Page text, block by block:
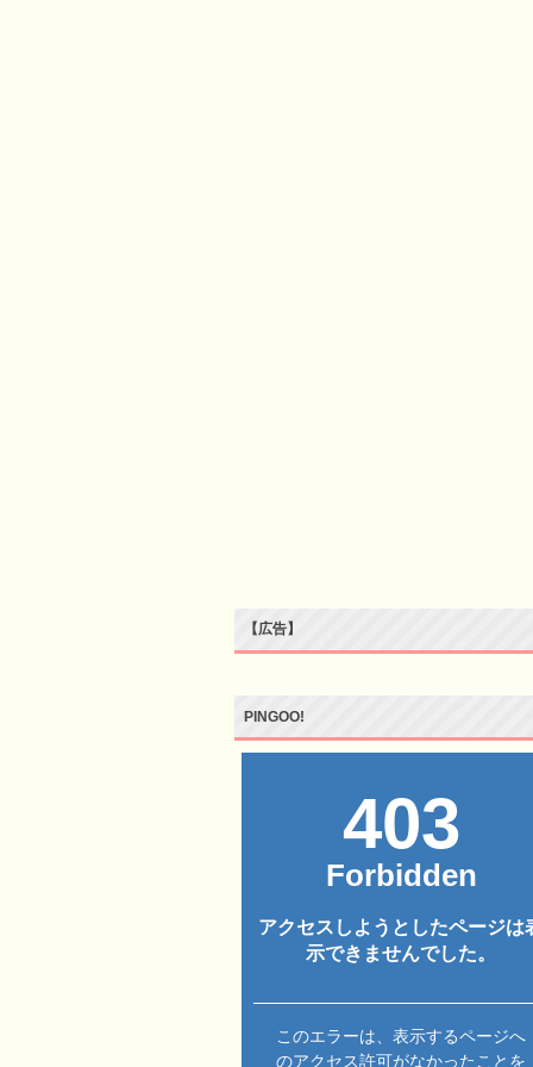
【広告】
PINGOO!